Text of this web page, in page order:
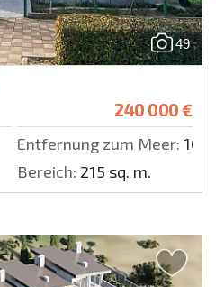
49
240 000 €
Entfernung zum Meer:
Bereich: 215 sq. m.